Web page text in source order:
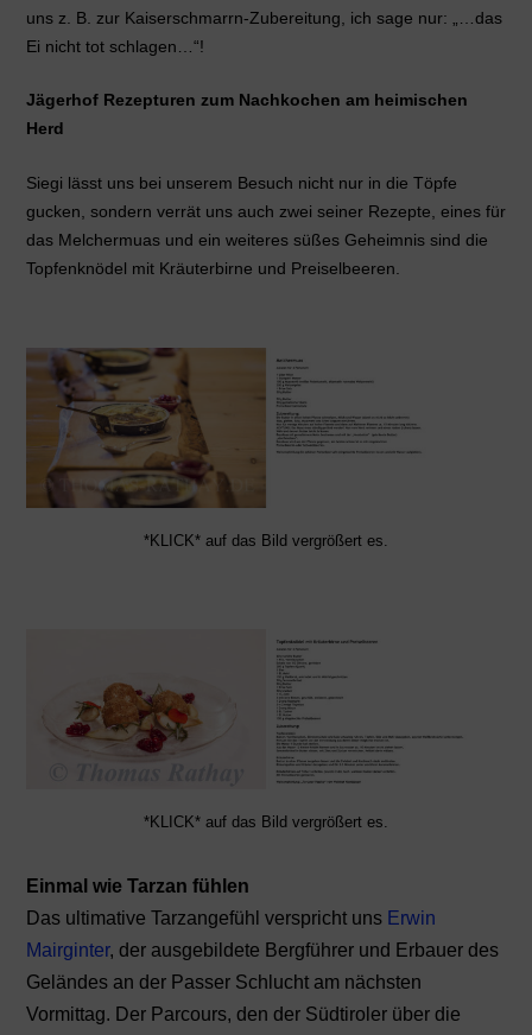
uns z. B. zur Kaiserschmarrn-Zubereitung, ich sage nur: „…das
Ei nicht tot schlagen…“!
Jägerhof Rezepturen zum Nachkochen am heimischen
Herd
Siegi lässt uns bei unserem Besuch nicht nur in die Töpfe
gucken, sondern verrät uns auch zwei seiner Rezepte, eines für
das Melchermuas und ein weiteres süßes Geheimnis sind die
Topfenknödel mit Kräuterbirne und Preiselbeeren.
*KLICK* auf das Bild vergrößert es.
*KLICK* auf das Bild vergrößert es.
Einmal wie Tarzan fühlen
Das ultimative Tarzangefühl verspricht uns Erwin
Mairginter, der ausgebildete Bergführer und Erbauer des
Geländes an der Passer Schlucht am nächsten
Vormittag. Der Parcours, den der Südtiroler über die